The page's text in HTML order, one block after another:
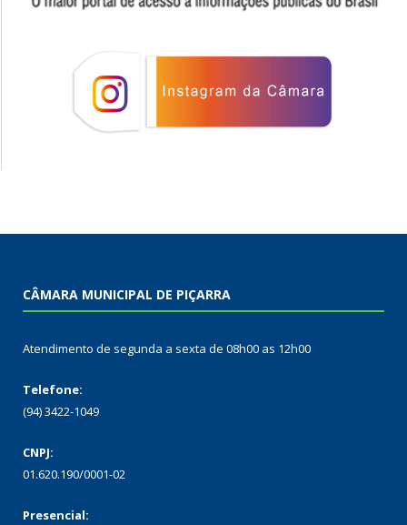
CÂMARA MUNICIPAL DE PIÇARRA
Atendimento de segunda a sexta de 08h00 as 12h00
Telefone:
(94) 3422-1049
CNPJ:
01.620.190/0001-02
Presencial: